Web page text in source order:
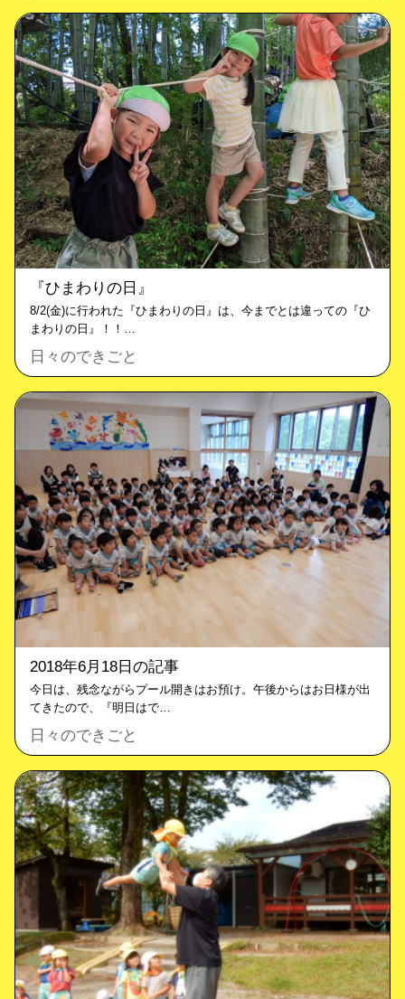
『ひまわりの日』
8/2(金)に行われた『ひまわりの日』は、今までとは違っての『ひ
まわりの日』！！…
日々のできごと
2018年6月18日の記事
今日は、残念ながらプール開きはお預け。午後からはお日様が出
てきたので、『明日はで…
日々のできごと